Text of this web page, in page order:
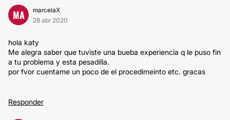
MA
marcelaX
28 abr 2020
hola katy
Me alegra saber que tuviste una bueba experiencia q le puso fin
a tu problema y esta pesadilla.
por fvor cuentame un poco de el procedimeinto etc. gracas
Responder